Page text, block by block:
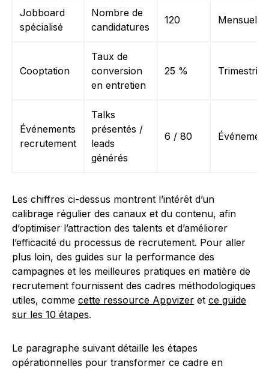
Jobboard
spécialisé
Nombre de
candidatures
120 Mensuelle
Cooptation
Taux de
conversion
en entretien
25 %
Événements
recrutement
Talks
présentés /
leads
générés
6 / 80
Les chiffres ci-dessus montrent l’intérêt d’un
calibrage régulier des canaux et du contenu, afin
d’optimiser l’attraction des talents et d’améliorer
l’efficacité du processus de recrutement. Pour aller
plus loin, des guides sur la performance des
campagnes et les meilleures pratiques en matière de
recrutement fournissent des cadres méthodologiques
utiles, comme cette ressource Appvizer et ce guide
sur les 10 étapes.
Le paragraphe suivant détaille les étapes
opérationnelles pour transformer ce cadre en